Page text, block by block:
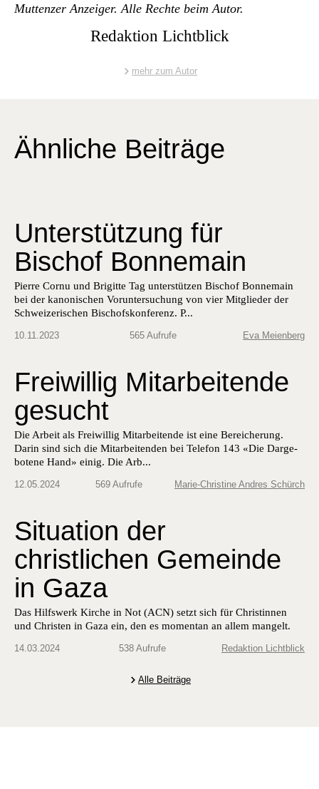
Mut­ten­z­er Anzeiger. Alle Rechte beim Autor.
Redaktion Lichtblick
mehr zum Autor
Ähnliche Beiträge
Unterstützung für
Bischof Bonnemain
Pierre Cor­nu und Brigitte Tag unter­stützen Bischof Bon­nemain
bei der kanon­is­chen Vorun­ter­suchung von vier Mit­glieder der
Schweiz­erischen Bischof­skon­ferenz. P...
10.11.2023 565 Aufrufe Eva Meienberg
Freiwillig Mitarbeitende
gesucht
Die Arbeit als Frei­willig Mitar­bei­t­ende ist eine Bere­icherung.
Darin sind sich die Mitar­bei­t­en­den bei Tele­fon 143 «Die Darge­
botene Hand» einig. Die Arb...
12.05.2024 569 Aufrufe Marie-Christine Andres Schürch
Situation der
christlichen Gemeinde
in Gaza
Das Hilfswerk Kirche in Not (ACN) setzt sich für Christinnen
und Christen in Gaza ein, den es momentan an allem mangelt.
14.03.2024 538 Aufrufe Redaktion Lichtblick
Alle Beiträge